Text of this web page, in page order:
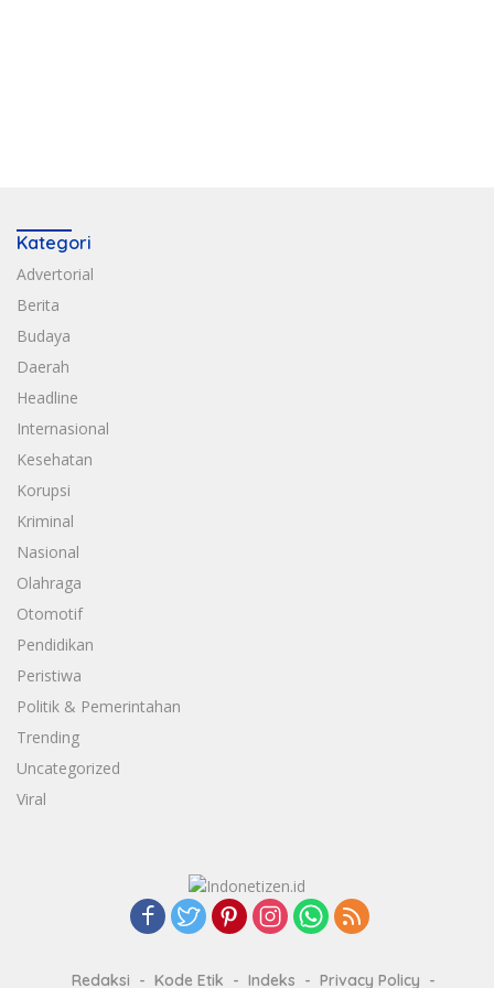
Kategori
Advertorial
Berita
Budaya
Daerah
Headline
Internasional
Kesehatan
Korupsi
Kriminal
Nasional
Olahraga
Otomotif
Pendidikan
Peristiwa
Politik & Pemerintahan
Trending
Uncategorized
Viral
Redaksi Kode Etik Indeks Privacy Policy